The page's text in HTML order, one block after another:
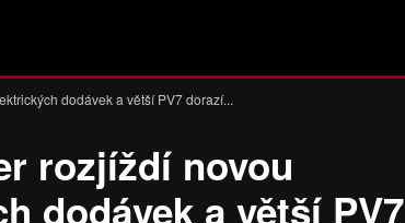
dodávek a větší PV7 dorazí...
rozjíždí novou
dodávek a větší PV7